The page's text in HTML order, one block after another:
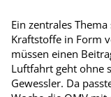
Ein zentrales
Kraftstoffe in Form
müssen einen
Luftfahrt geht ohne
Gewessler. Da